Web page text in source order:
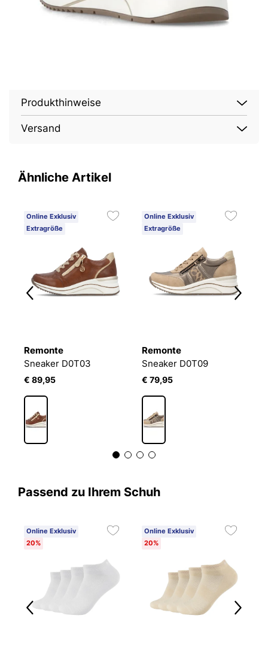
Produkthinweise
Versand
Ähnliche Artikel
Online Exklusiv
Extragröße
Remonte
Sneaker D0T03
€ 89,95
Online Exklusiv
Extragröße
Remonte
Sneaker D0T09
€ 79,95
Passend zu Ihrem Schuh
Online Exklusiv
20%
Online Exklusiv
20%